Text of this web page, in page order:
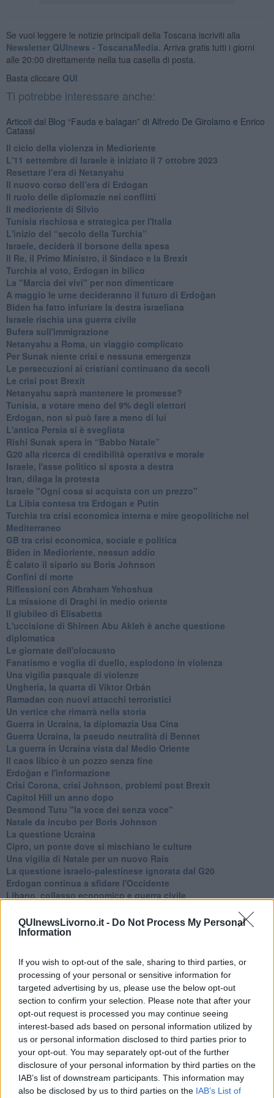
QUInewsLivorno.it - Do Not Process My Personal
Information
If you wish to opt-out of the sale, sharing to third parties, or
processing of your personal or sensitive information for
targeted advertising by us, please use the below opt-out
section to confirm your selection. Please note that after your
opt-out request is processed you may continue seeing
interest-based ads based on personal information utilized by
us or personal information disclosed to third parties prior to
your opt-out. You may separately opt-out of the further
disclosure of your personal information by third parties on the
IAB’s list of downstream participants. This information may
also be disclosed by us to third parties on the IAB’s List of
Se vuoi leggere le notizie principali della Toscana iscriviti alla
Newsletter QUInews - ToscanaMedia. Arriva gratis tutti i giorni
alle 20:00 direttamente nella tua casella di posta.
Basta cliccare QUI
Ti potrebbe interessare anche:
Articoli dal Blog “Fauda e balagan” di Alfredo De Girolamo e Enrico
Catassi
Il ciclo della violenza in Medioriente
L'11 settembre di Israele è iniziato il 7 ottobre 2023
Resettare l’era di Netanyahu
​Il nuovo corso dell’era di Erdogan
Il ruolo delle diplomazie nei conflitti
Il medioriente di Silvio
Tunisia rischiosa e strategica per l'Italia
L'inizio del “secolo della Turchia”
Israele, deciderà il borsone della spesa
Il Re, il Primo Ministro, il Sindaco e la Brexit
Turchia al voto, Erdogan in bilico
La "Marcia dei vivi" per non dimenticare
A maggio le urne decideranno il futuro di Erdoğan
Biden ha fatto infuriare la destra israeliana
Israele rischia una guerra civile
Bufera sull'immigrazione
Netanyahu a Roma, un viaggio complicato
Per Sunak niente crisi e nessuna emergenza
Le persecuzioni ai cristiani continuano da secoli
Le crisi post Brexit
Netanyahu saprà mantenere le promesse?
Tunisia, a votare meno del 9% degli elettori
Erdogan, non si può fare a meno di lui
L'antica Persia si è svegliata
Rishi Sunak spera in “Babbo Natale”
G20 alla ricerca di credibilità operativa e morale
Israele, l'asse politico si sposta a destra
Iran, dilaga la protesta
Israele "Ogni cosa si acquista con un prezzo"
La Libia contesa tra Erdogan e Putin
Turchia tra crisi economica interna e mire geopolitiche nel
Mediterraneo
GB tra crisi economica, sociale e politica
Biden in Medioriente, nessun addio
È calato il sipario su Boris Johnson
Confini di morte
Riflessioni con Abraham Yehoshua
La missione di Draghi in medio oriente
Il giubileo di Elisabetta
L'uccisione di Shireen Abu Akleh è anche questione
diplomatica
Le giornate dell'olocausto
Fanatismo e voglia di duello, esplodono in violenza
Una vigilia pasquale di violenze
Ungheria, la quarta di Viktor Orbán
Ramadan con nuovi attacchi terroristici
Un vertice che rimarrà nella storia
Guerra in Ucraina, la diplomazia Usa Cina
Guerra Ucraina, la pseudo neutralità di Bennet
La guerra in Ucraina vista dal Medio Oriente
​Il caos libico è un pozzo senza fine
Erdoğan e l'informazione
Crisi Corona, crisi Johnson, problemi post Brexit
Capitol Hill un anno dopo
Desmond Tutu "la voce dei senza voce"
Natale da incubo per Boris Johnson
La questione Ucraina
Cipro, un ponte dove si mischiano le culture
Una vigilia di Natale per un nuovo Rais
La questione israelo-palestinese ignorata dal G20
Erdogan continua a sfidare l'Occidente
Libano, collasso economico e guerra civile
L'AUKUS e il Quad
Biden, primo presidente USA non in guerra
Bennet, un giorno in attesa di Biden
Il ritorno dei talebani
​La lenta agonia del Libano
Sudafrica, è allarme alimentare
Usa di nuovo al centro della geopolitica internazionale
L’appuntamento di Israele con il cambiamento
La farsa delle elezioni in Siria
In Medioriente non ci sono favole, solo realtà
Biden chiama ma Netanyahu non risponde
Niente di nuovo in Medioriente
La forza di Boris Johnson
Biden nuovo alleato armeno contro la Turchia